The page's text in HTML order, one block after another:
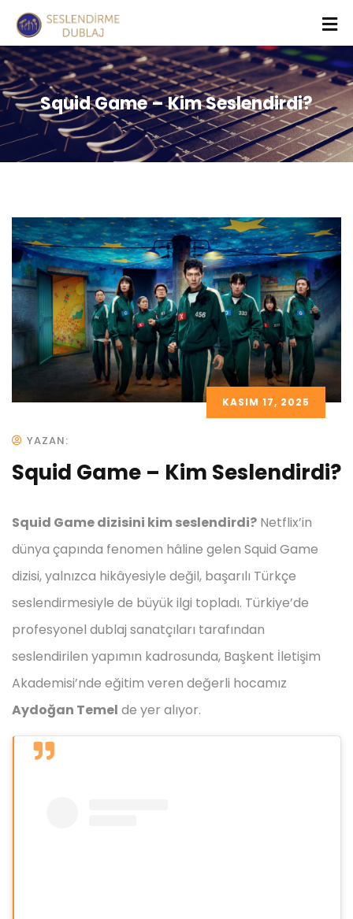
Squid Game – Kim Seslendirdi?
KASIM 17, 2025
YAZAN:
Squid Game – Kim Seslendirdi?
Squid Game dizisini kim seslendirdi? Netflix’in
dünya çapında fenomen hâline gelen Squid Game
dizisi, yalnızca hikâyesiyle değil, başarılı Türkçe
seslendirmesiyle de büyük ilgi topladı. Türkiye’de
profesyonel dublaj sanatçıları tarafından
seslendirilen yapımın kadrosunda, Başkent İletişim
Akademisi’nde eğitim veren değerli hocamız
Aydoğan Temel de yer alıyor.